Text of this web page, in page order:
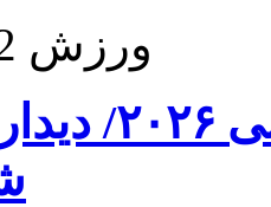
ورزش
برنامه بازی های